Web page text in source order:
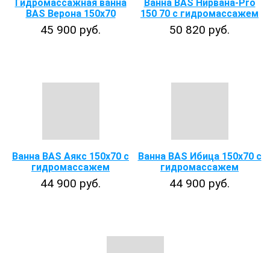
Гидромассажная ванна
BAS Верона 150х70
45 900 руб.
Ванна BAS Нирвана-Pro
150 70 с гидромассажем
50 820 руб.
Ванна BAS Аякс 150x70 с
гидромассажем
44 900 руб.
Ванна BAS Ибица 150х70 с
гидромассажем
44 900 руб.